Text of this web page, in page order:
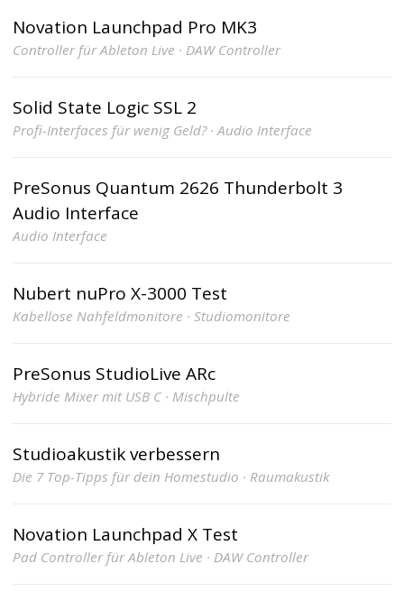
Novation Launchpad Pro MK3
Controller für Ableton Live · DAW Controller
Solid State Logic SSL 2
Profi-Interfaces für wenig Geld? · Audio Interface
PreSonus Quantum 2626 Thunderbolt 3
Audio Interface
Audio Interface
Nubert nuPro X-3000 Test
Kabellose Nahfeldmonitore · Studiomonitore
PreSonus StudioLive ARc
Hybride Mixer mit USB C · Mischpulte
Studioakustik verbessern
Die 7 Top-Tipps für dein Homestudio · Raumakustik
Novation Launchpad X Test
Pad Controller für Ableton Live · DAW Controller